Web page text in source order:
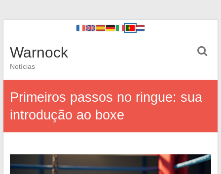
Warnock
Notícias
Primeiros passos no ringue: sua
introdução ao boxe